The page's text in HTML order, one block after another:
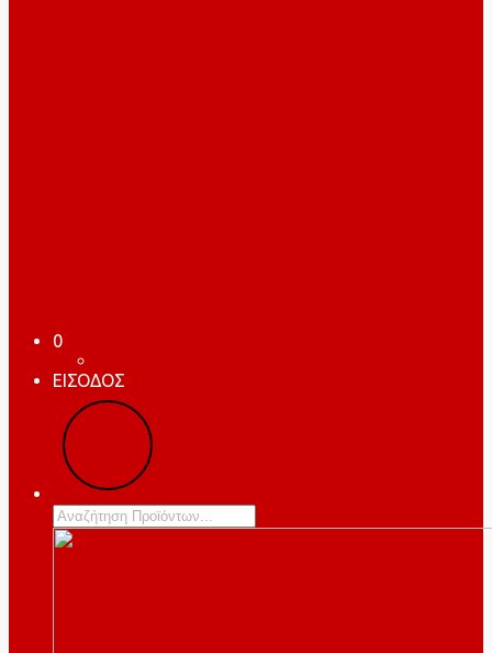
0
ΕΙΣΟΔΟΣ
Products
search